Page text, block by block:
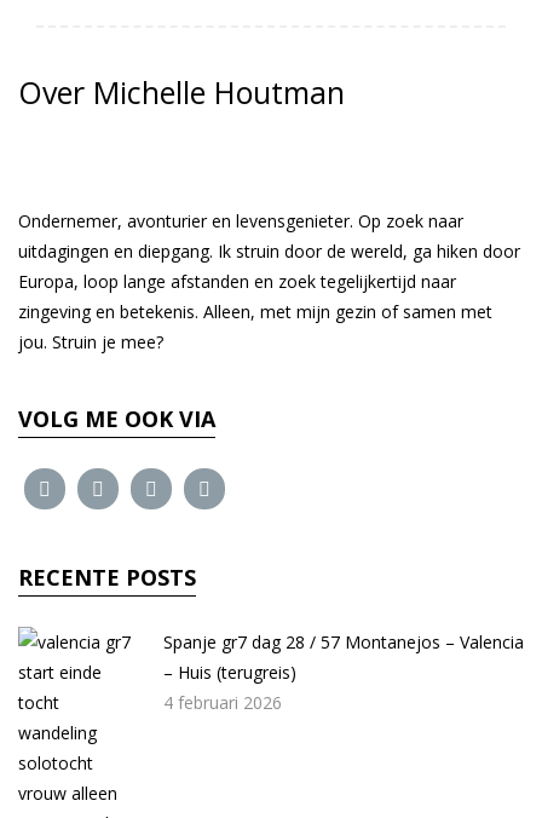
Over Michelle Houtman
Ondernemer, avonturier en levensgenieter. Op zoek naar
uitdagingen en diepgang. Ik struin door de wereld, ga hiken door
Europa, loop lange afstanden en zoek tegelijkertijd naar
zingeving en betekenis. Alleen, met mijn gezin of samen met
jou. Struin je mee?
VOLG ME OOK VIA
RECENTE POSTS
Spanje gr7 dag 28 / 57 Montanejos – Valencia
– Huis (terugreis)
4 februari 2026